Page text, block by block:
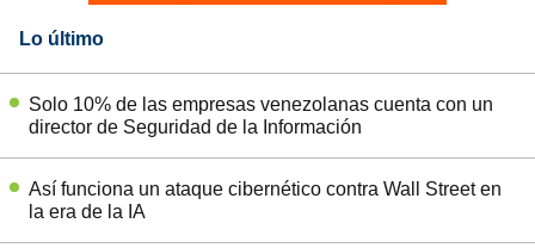
Lo último
Solo 10% de las empresas venezolanas cuenta con un
director de Seguridad de la Información
Así funciona un ataque cibernético contra Wall Street en
la era de la IA